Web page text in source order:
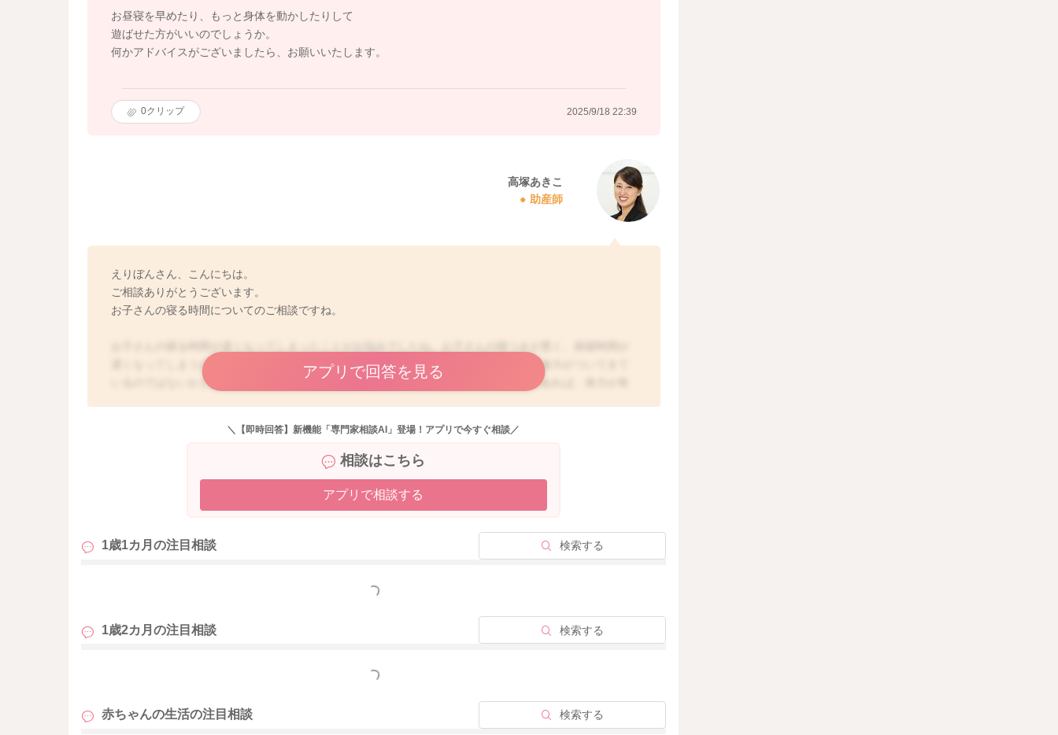
お昼寝を早めたり、もっと身体を動かしたりして
遊ばせた方がいいのでしょうか。
何かアドバイスがございましたら、お願いいたします。
0クリップ 2025/9/18 22:39
高塚あきこ
助産師
えりぼんさん、こんにちは。
ご相談ありがとうございます。
お子さんの寝る時間についてのご相談ですね。
遅くなってしまうのですね。お話を伺う限りですと、ご指摘の通り、やはりお子さんの体力がついてきて
いるのではないかと思います。就寝時間が遅くても、朝は比較的早めに起きられるのであれば、体力が有
たりすることもあります。また、お昼寝をなさることで、適度に体力が回復してしまって夜なかなか寝付
けないということもありますよ。ママさんのご都合もおありかと思いますが、15時以降にお昼寝をさせて
しまうと、夜の寝つきに影響が出てしまうと言われています。ですので、まずはお昼寝の時間を調整し
て、お子さんの起床時間と就寝時間のペースを作ってあげたほうがいいと思います。もし夕方にどうして
も寝かせたい場合には、30分など短時間で起こすようになさってみてくださいね。体力が有り余っている
といいかもしれませんね。日中は積極的にお散歩やお出かけ、外遊び、身体を使った遊びなどをなさって
いただいて、夕方以降は刺激を避け、少しゆったりと過ごすようになさると、生活のメリハリがついて、
バラバラになってしまうこともよくありますが、次第にお子さんのペースがまたできてくるのではないか
と思います。もし、朝早く起きたり、お昼寝がうまくできなかったことで、夕方眠そうにしているのであ
れば、眠い時間にお風呂に入ったり、お散歩に出るなどで、少し気分転換し、あまり長くは寝かせないよ
していただくと、次第にお子さんのリズムができてくるかと思いますので、よろしければお試しください
アプリで回答を見る
＼【即時回答】新機能「専門家相談AI」登場！アプリで今すぐ相談／
相談はこちら
アプリで相談する
1歳1カ月の注目相談 検索する
もっと見る
1歳2カ月の注目相談 検索する
もっと見る
赤ちゃんの生活の注目相談 検索する